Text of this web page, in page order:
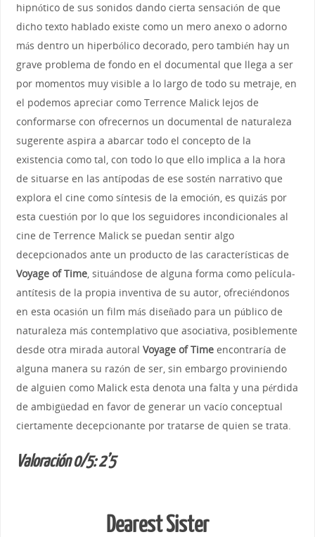
hipnótico de sus sonidos dando cierta sensación de que
dicho texto hablado existe como un mero anexo o adorno
más dentro un hiperbólico decorado, pero también hay un
grave problema de fondo en el documental que llega a ser
por momentos muy visible a lo largo de todo su metraje, en
el podemos apreciar como Terrence Malick lejos de
conformarse con ofrecernos un documental de naturaleza
sugerente aspira a abarcar todo el concepto de la
existencia como tal, con todo lo que ello implica a la hora
de situarse en las antípodas de ese sostén narrativo que
explora el cine como síntesis de la emoción, es quizás por
esta cuestión por lo que los seguidores incondicionales al
cine de Terrence Malick se puedan sentir algo
decepcionados ante un producto de las características de
Voyage of Time, situándose de alguna forma como película-
antítesis de la propia inventiva de su autor, ofreciéndonos
en esta ocasión un film más diseñado para un público de
naturaleza más contemplativo que asociativa, posiblemente
desde otra mirada autoral Voyage of Timeencontraría de
alguna manera su razón de ser, sin embargo proviniendo
de alguien como Malick esta denota una falta y una pérdida
de ambigüedad en favor de generar un vacío conceptual
ciertamente decepcionante por tratarse de quien se trata.
Valoración 0/5: 2’5
Dearest Sister